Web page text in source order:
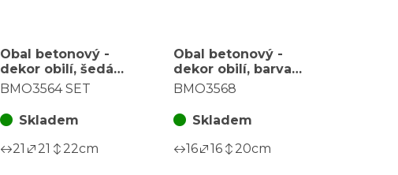
Obal betonový -
dekor obilí, šedá
barva, cena za sadu
BMO3564 SET
Skladem
21
21 22cm
Obal betonový -
dekor obilí, barva
šedo-zlatá
BMO3568
Skladem
16
16 20cm